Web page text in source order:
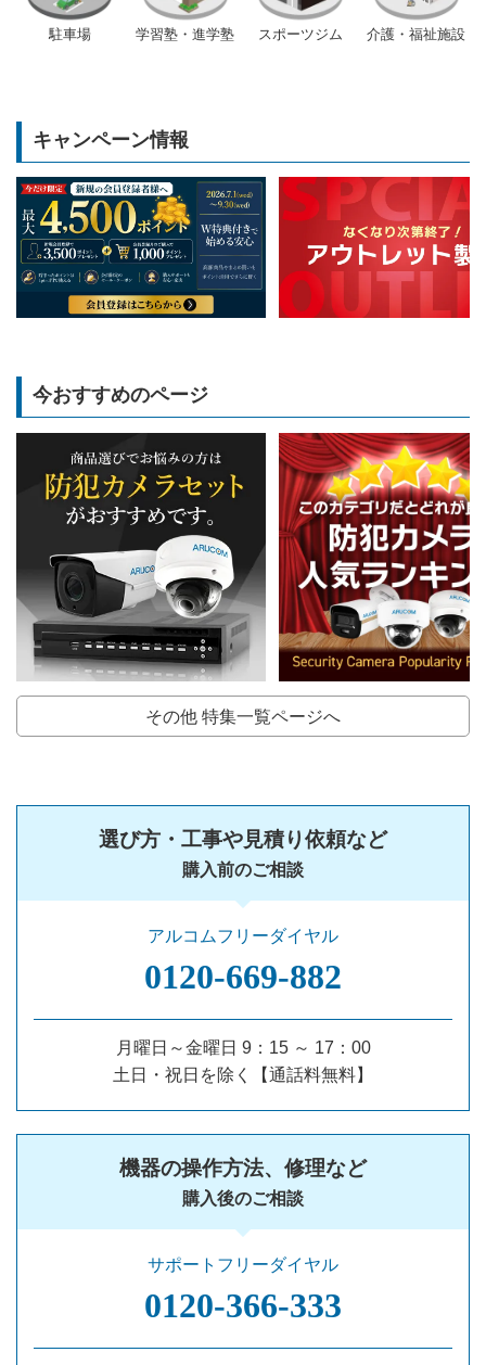
駐車場 学習塾・進学塾 スポーツジム 介護・福祉施設
キャンペーン情報
今おすすめのページ
その他 特集一覧ページへ
選び方・工事や見積り依頼など
購入前のご相談
アルコムフリーダイヤル
0120‐669‐882
月曜日～金曜日 9：15 ～ 17：00
土日・祝日を除く【通話料無料】
機器の操作方法、修理など
購入後のご相談
サポートフリーダイヤル
0120‐366‐333